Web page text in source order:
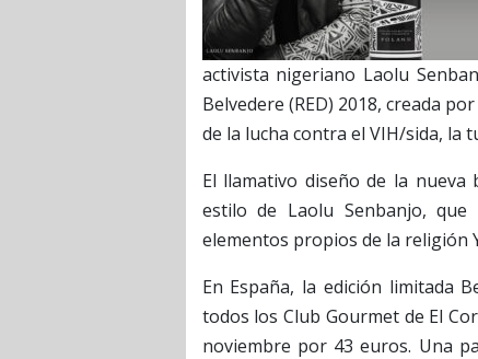
activista nigeriano Laolu
Belvedere (RED) 2018, creada
de la lucha contra el VIH/sida, la
El llamativo diseño de la
estilo de Laolu Senbanjo,
elementos propios de la religión
En España, la edición limitada
todos los Club Gourmet de El
noviembre por 43 euros. Una